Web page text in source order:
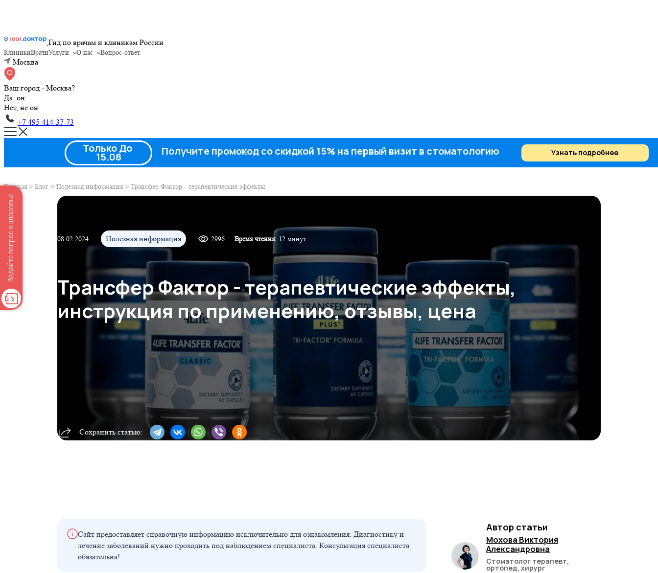
Гид по врачам и клиникам России
КлиникиВрачиУслуги О нас Вопрос-ответ
Москва
Ваш город - Москва?
Да, он
Нет, не он
+7 495 414-37-73
Главная > Блог > Полезная информация > Трансфер Фактор - терапевтические эффекты
08.02.2024 Полезная информация 2996 Время чтения: 12 минут
Трансфер Фактор - терапевтические эффекты,
инструкция по применению, отзывы, цена
Сохранить статью:
Сайт предоставляет справочную информацию исключительно для ознакомления. Диагностику и
лечение заболеваний нужно проходить под наблюдением специалиста. Консультация специалиста
обязательна!
Автор статьи
Мохова Виктория
Александровна
Стоматолог терапевт,
ортопед, хирург
Только До
15.08 Получите промокод со скидкой 15% на первый визит в стоматологию Узнать подробнее
Задайте вопрос о здоровье